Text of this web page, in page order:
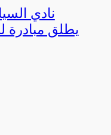
نادي
يطلق مبادرة